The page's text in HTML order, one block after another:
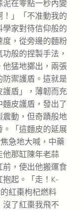
在零點一秒內變
」「不准動我的
學家對待信仰般的
度，從旁邊的麵粉
般的捏製手法，
他猛地擲出，兩張
禦護盾。這就是
護盾」，薄韌而充
皮護盾，發出了
震動，但奇蹟般地
。「這麵皮的延展
急地大喊，中藥
他那缸陳年老蒜
前，使出他搬運食
起。「走！K-
紅棗枸杞燃料
沒了紅棗我飛不